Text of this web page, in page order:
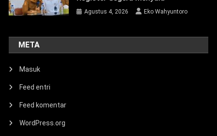
Agustus 4, 2026 Eko Wahyuntoro
META
Masuk
Feed entri
Feed komentar
WordPress.org